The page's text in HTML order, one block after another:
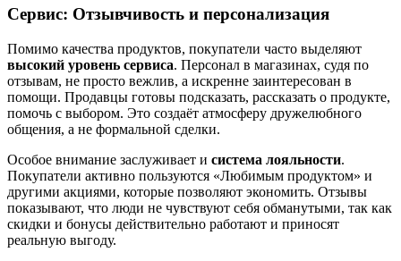
Сервис: Отзывчивость и персонализация
Помимо качества продуктов, покупатели часто выделяют
высокий уровень сервиса. Персонал в магазинах, судя по
отзывам, не просто вежлив, а искренне заинтересован в
помощи. Продавцы готовы подсказать, рассказать о продукте,
помочь с выбором. Это создаёт атмосферу дружелюбного
общения, а не формальной сделки.
Особое внимание заслуживает и система лояльности.
Покупатели активно пользуются «Любимым продуктом» и
другими акциями, которые позволяют экономить. Отзывы
показывают, что люди не чувствуют себя обманутыми, так как
скидки и бонусы действительно работают и приносят
реальную выгоду.